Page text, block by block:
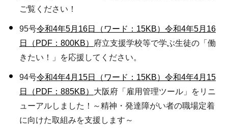
ご覧ください！
95号令和4年5月16日（ワード：15KB） 令和4年5月16
日（PDF：800KB）
府立支援学校等で学ぶ生徒の「働
きたい！」を応援してください。
94号令和4年4月15日（ワード：15KB） 令和4年4月15
日（PDF：885KB） 大阪府「雇用管理ツール」をリニ
ューアルしました！～精神・発達障がい者の職場定着
に向けた取組みを支援します～